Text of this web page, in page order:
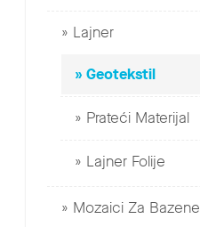
Lajner
Geotekstil
Prateći Materijal
Lajner Folije
Mozaici Za Bazene